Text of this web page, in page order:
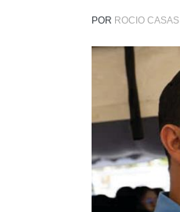
POR ROCIO CASAS